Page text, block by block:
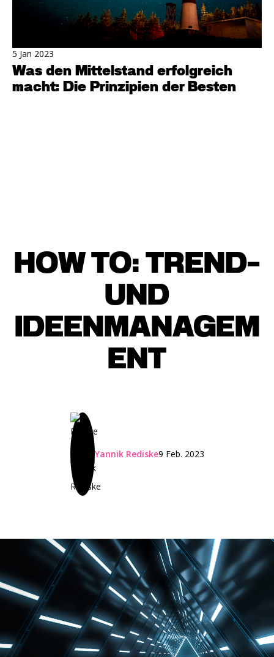
5 Jan 2023
Was den Mittelstand erfolgreich
macht: Die Prinzipien der Besten
HOW TO: TREND-
UND
IDEENMANAGEM
ENT
9 Feb. 2023
Yannik Rediske